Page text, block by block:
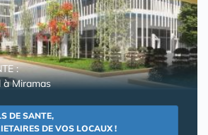
:
à Miramas
DE SANTE,
DE VOS LOCAUX !